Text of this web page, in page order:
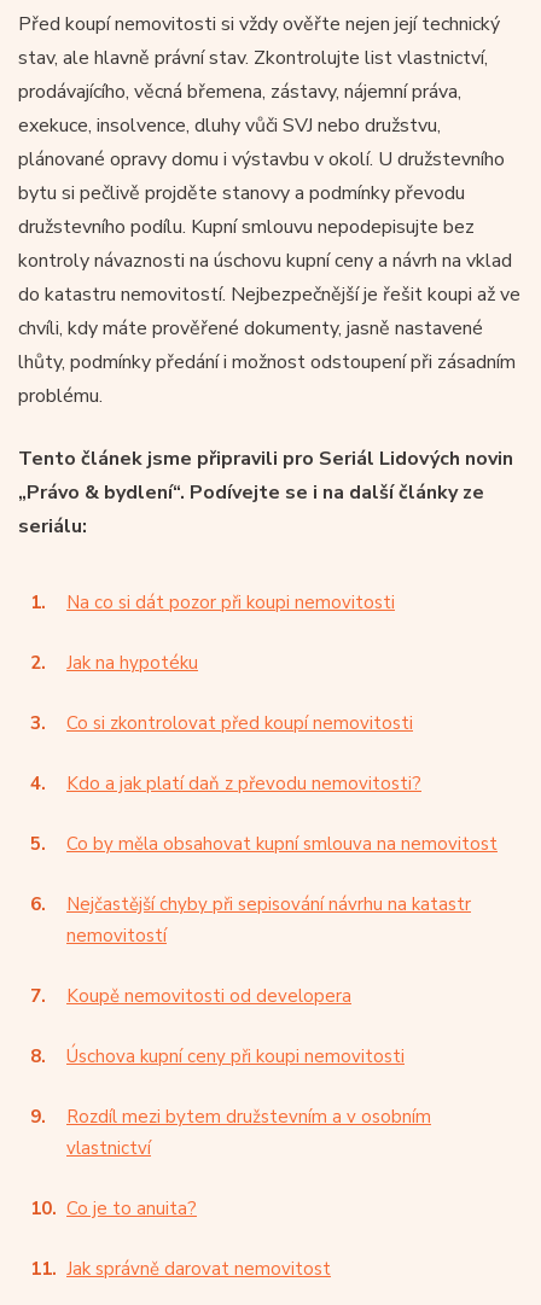
Před koupí nemovitosti si vždy ověřte nejen její technický
stav, ale hlavně právní stav. Zkontrolujte list vlastnictví,
prodávajícího, věcná břemena, zástavy, nájemní práva,
exekuce, insolvence, dluhy vůči SVJ nebo družstvu,
plánované opravy domu i výstavbu v okolí. U družstevního
bytu si pečlivě projděte stanovy a podmínky převodu
družstevního podílu. Kupní smlouvu nepodepisujte bez
kontroly návaznosti na úschovu kupní ceny a návrh na vklad
do katastru nemovitostí. Nejbezpečnější je řešit koupi až ve
chvíli, kdy máte prověřené dokumenty, jasně nastavené
lhůty, podmínky předání i možnost odstoupení při zásadním
problému.
Tento článek jsme připravili pro Seriál Lidových novin
„Právo & bydlení“. Podívejte se i na další články ze
seriálu:
Na co si dát pozor při koupi nemovitosti
Jak na hypotéku
Co si zkontrolovat před koupí nemovitosti
Kdo a jak platí daň z převodu nemovitosti?
Co by měla obsahovat kupní smlouva na nemovitost
Nejčastější chyby při sepisování návrhu na katastr
nemovitostí
Koupě nemovitosti od developera
Úschova kupní ceny při koupi nemovitosti
Rozdíl mezi bytem družstevním a v osobním
vlastnictví
Co je to anuita?
Jak správně darovat nemovitost